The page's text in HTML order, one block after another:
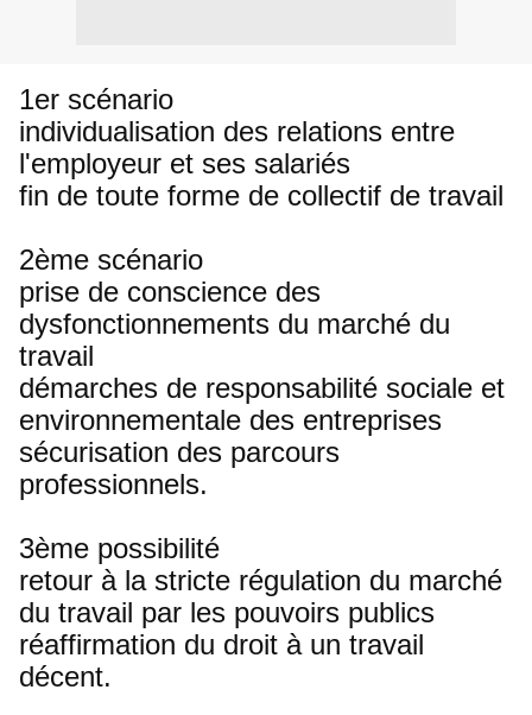
1er scénario
individualisation des relations entre
l'employeur et ses salariés
fin de toute forme de collectif de travail
2ème scénario
prise de conscience des
dysfonctionnements du marché du
travail
démarches de responsabilité sociale et
environnementale des entreprises
sécurisation des parcours
professionnels.
3ème possibilité
retour à la stricte régulation du marché
du travail par les pouvoirs publics
réaffirmation du droit à un travail
décent.